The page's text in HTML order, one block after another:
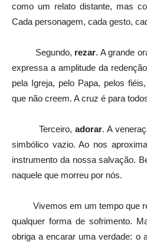
como um relato distante, mas
Cada personagem, cada gesto,
Segundo, rezar. A grande
expressa a amplitude da
pela Igreja, pelo Papa, pelos
que não creem. A cruz é para
Terceiro, adorar. A
simbólico vazio. Ao nos
instrumento da nossa salvação.
naquele que morreu por nós.
Vivemos em um tempo que
qualquer forma de sofrimento.
obriga a encarar uma verdade: o